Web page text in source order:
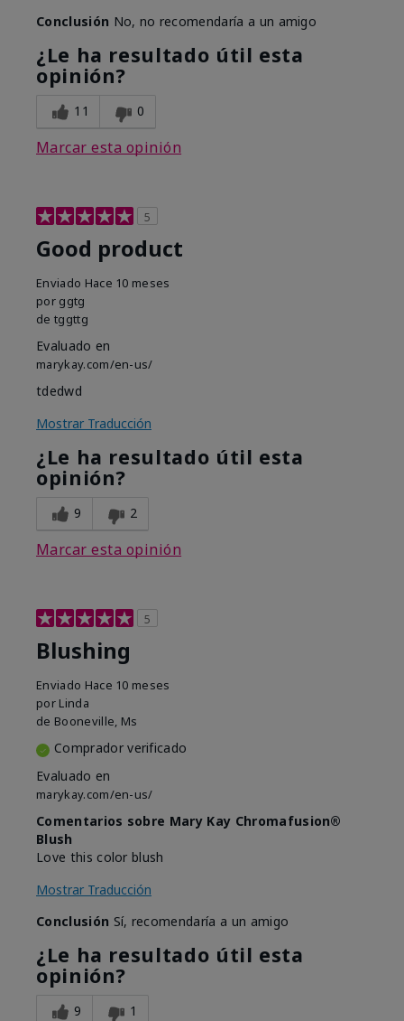
Conclusión No, no recomendaría a un amigo
¿Le ha resultado útil esta
opinión?
11 0
Marcar esta opinión
5
Good product
Enviado Hace 10 meses
por ggtg
de tggttg
Evaluado en
marykay.com/en-us/
tdedwd
Mostrar Traducción
¿Le ha resultado útil esta
opinión?
9 2
Marcar esta opinión
5
Blushing
Enviado Hace 10 meses
por Linda
de Booneville, Ms
Comprador verificado
Evaluado en
marykay.com/en-us/
Comentarios sobre Mary Kay Chromafusion®
Blush
Love this color blush
Mostrar Traducción
Conclusión Sí, recomendaría a un amigo
¿Le ha resultado útil esta
opinión?
9 1